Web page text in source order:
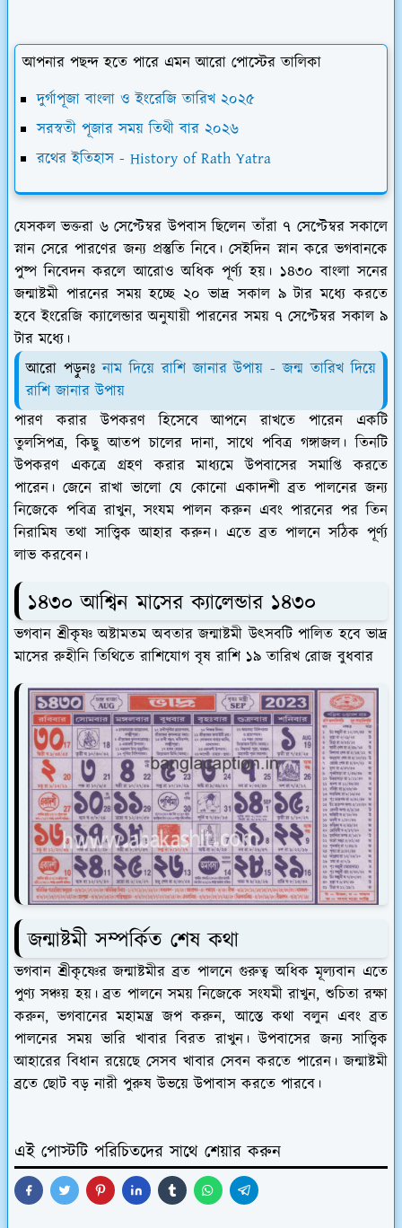
আপনার পছন্দ হতে পারে এমন আরো পোস্টের তালিকা
দুর্গাপূজা বাংলা ও ইংরেজি তারিখ ২০২৫
সরস্বতী পূজার সময় তিথী বার ২০২৬
রথের ইতিহাস - History of Rath Yatra
যেসকল ভক্তরা ৬ সেপ্টেম্বর উপবাস ছিলেন তাঁরা ৭ সেপ্টেম্বর সকালে
স্নান সেরে পারণের জন্য প্রস্তুতি নিবে। সেইদিন স্নান করে ভগবানকে
পুষ্প নিবেদন করলে আরোও অধিক পূর্ণ্য হয়। ১৪৩০ বাংলা সনের
জন্মাষ্টমী পারনের সময় হচ্ছে ২০ ভাদ্র সকাল ৯ টার মধ্যে করতে
হবে ইংরেজি ক্যালেন্ডার অনুযায়ী পারনের সময় ৭ সেপ্টেম্বর সকাল ৯
টার মধ্যে।
আরো পড়ুনঃনাম দিয়ে রাশি জানার উপায় - জন্ম তারিখ দিয়ে
রাশি জানার উপায়
পারণ করার উপকরণ হিসেবে আপনে রাখতে পারেন একটি
তুলসিপত্র, কিছু আতপ চালের দানা, সাথে পবিত্র গঙ্গাজল। তিনটি
উপকরণ একত্রে গ্রহণ করার মাধ্যমে উপবাসের সমাপ্তি করতে
পারেন। জেনে রাখা ভালো যে কোনো একাদশী ব্রত পালনের জন্য
নিজেকে পবিত্র রাখুন, সংযম পালন করুন এবং পারনের পর তিন
নিরামিষ তথা সাত্ত্বিক আহার করুন। এতে ব্রত পালনে সঠিক পূর্ণ্য
লাভ করবেন।
১৪৩০ আশ্বিন মাসের ক্যালেন্ডার ১৪৩০
ভগবান শ্রীকৃষ্ণ অষ্টামতম অবতার জন্মাষ্টমী উৎসবটি পালিত হবে ভাদ্র
মাসের রুহীনি তিথিতে রাশিযোগ বৃষ রাশি ১৯ তারিখ রোজ বুধবার
জন্মাষ্টমী সম্পর্কিত শেষ কথা
ভগবান শ্রীকৃষ্ণের জন্মাষ্টমীর ব্রত পালনে গুরুত্ব অধিক মূল্যবান এতে
পুণ্য সঞ্চয় হয়। ব্রত পালনে সময় নিজেকে সংযমী রাখুন, শুচিতা রক্ষা
করুন, ভগবানের মহামন্ত্র জপ করুন, আস্তে কথা বলুন এবং ব্রত
পালনের সময় ভারি খাবার বিরত রাখুন। উপবাসের জন্য সাত্ত্বিক
আহারের বিধান রয়েছে সেসব খাবার সেবন করতে পারেন। জন্মাষ্টমী
ব্রতে ছোট বড় নারী পুরুষ উভয়ে উপাবাস করতে পারবে।
এই পোস্টটি পরিচিতদের সাথে শেয়ার করুন